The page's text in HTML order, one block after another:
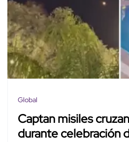
Global
Captan misiles
durante celebración